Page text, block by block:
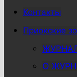
Контакты
Приокские
О